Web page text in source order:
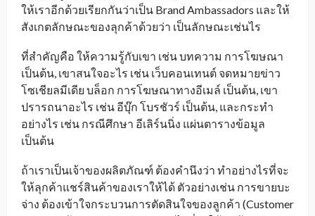
ให้เราอีกด้วยเรียกกันว่าเป็น Brand Ambassadors และให้
สังเกตลักษณะของลุกค้าด้วยว่า เป็นลักษณะเช่นไร
ที่สำคัญคือ ให้ความรู้กับเขา เช่น บทความ การโฆษณา
เป็นต้น, เขาสนใจอะไร เช่น เว็บคอนเทนต์ จดหมายข่าว
โซเชียลมีเดีย บล็อก การโฆษณาทางอีเมล์ เป็นต้น, เขา
ปรารถนาอะไร เช่น อีบุ๊ก โบรชัวร์ เป็นต้น, และกระทำ
อย่างไร เช่น กรณีศึกษา อีเลิร์นนิ่ง แผ่นตารางข้อมูล
เป็นต้น
ถ้าเราเป็นเจ้าของผลิตภัณฑ์ ต้องคำนึงว่า ทำอย่างไรที่จะ
ให้ลุกค้าแชร์สินค้าของเราให้ได้ ตัวอย่างเช่น การขายบะ
จ่าง ต้องเข้าใจกระบวนการตัดสินใจของลูกค้า (Customer